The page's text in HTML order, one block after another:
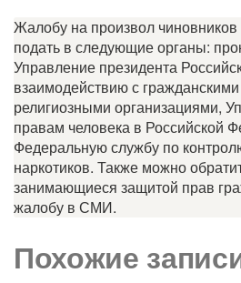
Жалобу на произвол
подать в следующие органы:
Управление президента
взаимодействию с
религиозными организациями,
правам человека в Российской
Федеральную службу по
наркотиков. Также можно
занимающиеся защитой прав
жалобу в СМИ.
Похожие